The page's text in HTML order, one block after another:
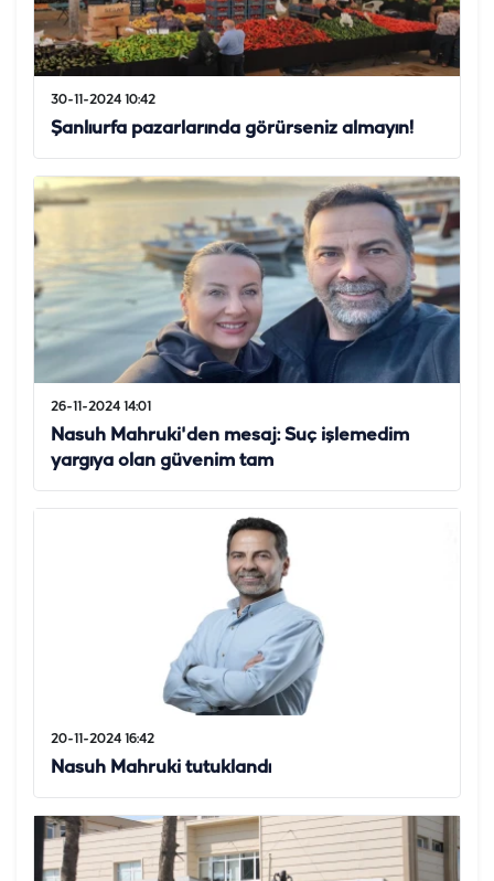
30-11-2024 10:42
Şanlıurfa pazarlarında görürseniz almayın!
26-11-2024 14:01
Nasuh Mahruki'den mesaj: Suç işlemedim
yargıya olan güvenim tam
20-11-2024 16:42
Nasuh Mahruki tutuklandı